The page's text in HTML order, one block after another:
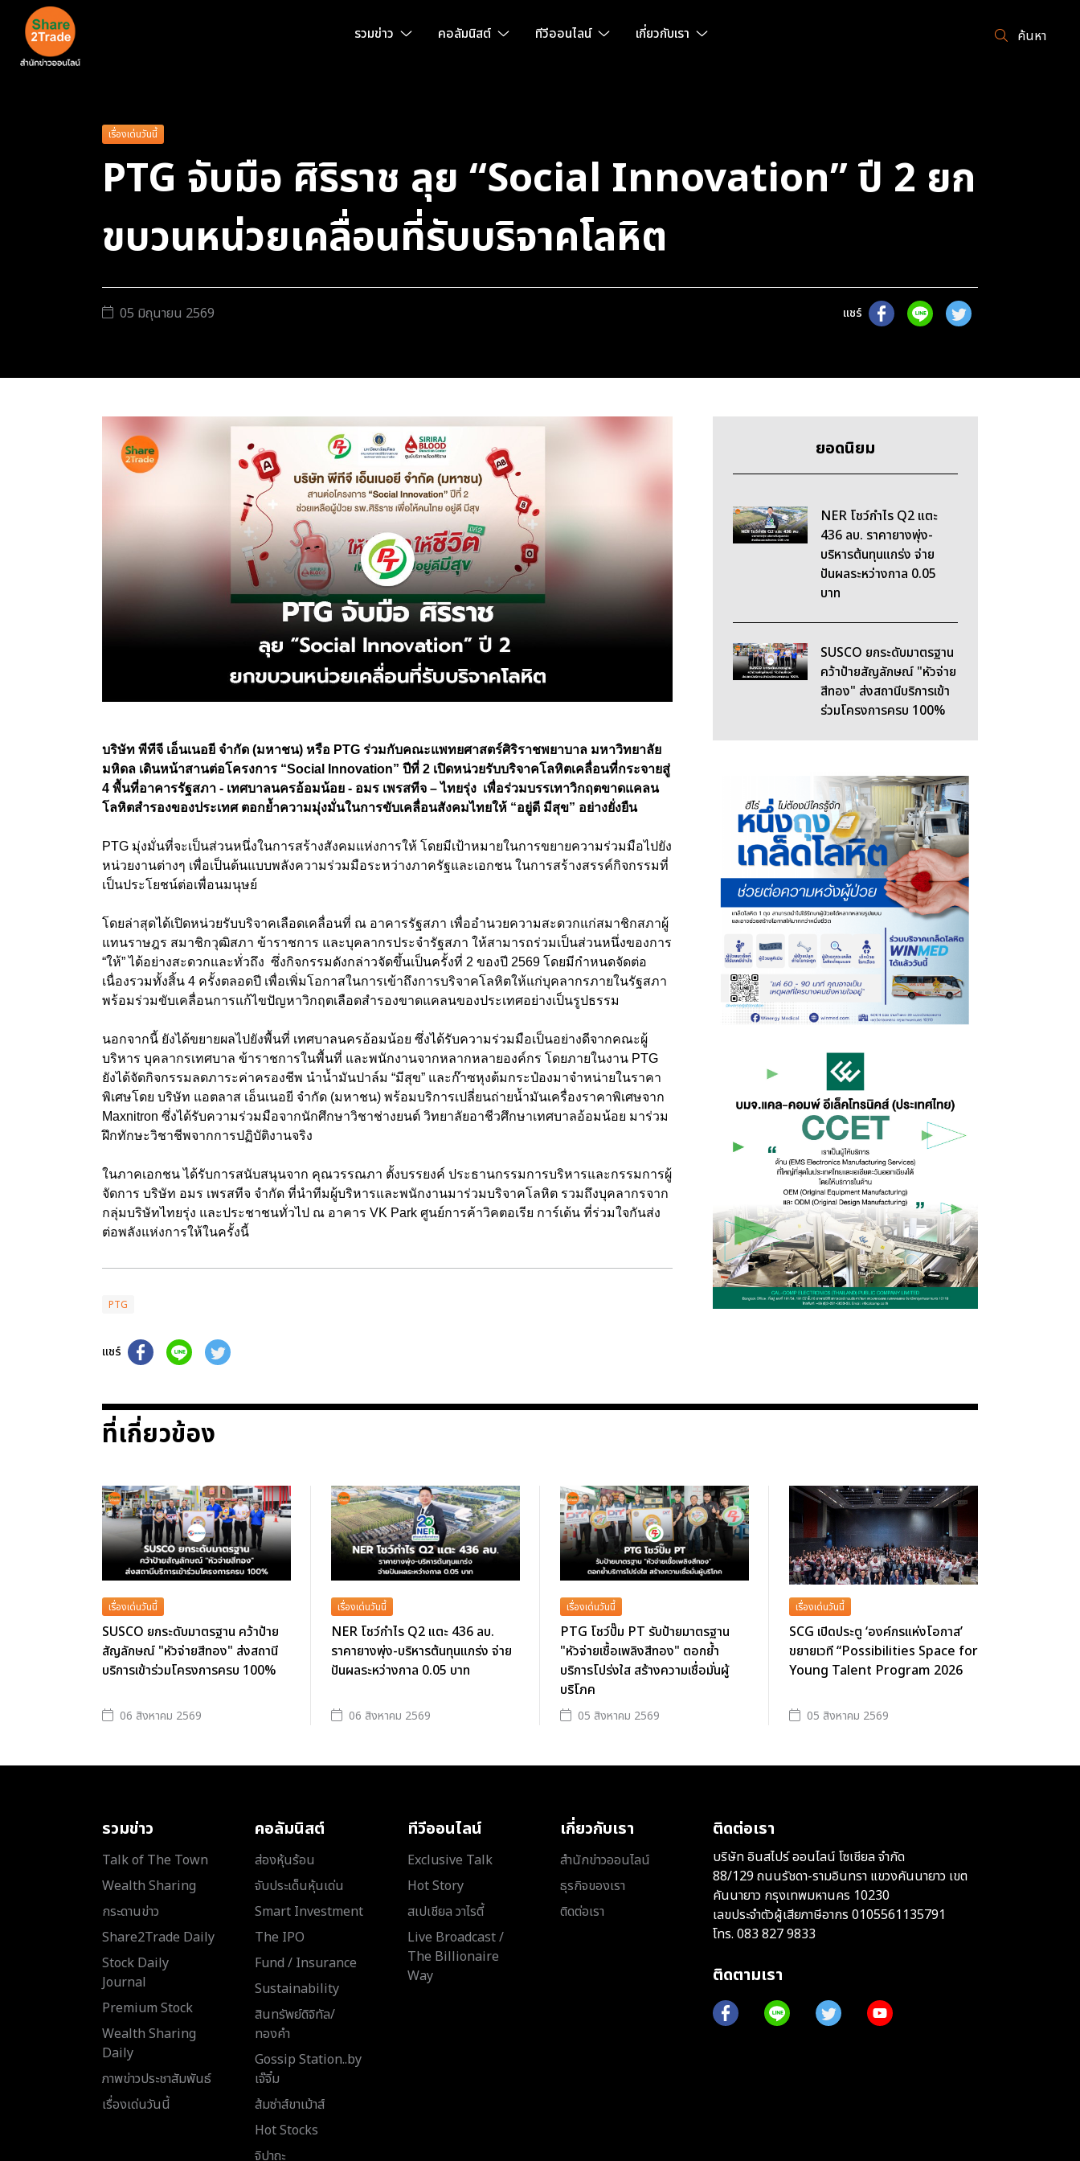
รวมข่าว คอลัมนิสต์ ทีวีออนไลน์ เกี่ยวกับเรา ค้นหา
เรื่องเด่นวันนี้
PTG จับมือ ศิริราช ลุย “Social Innovation” ปี 2 ยก
ขบวนหน่วยเคลื่อนที่รับบริจาคโลหิต
05 มิถุนายน 2569 แชร์
บริษัท พีทีจี เอ็นเนอยี จำกัด (มหาชน) หรือ PTG ร่วมกับคณะแพทยศาสตร์ศิริราชพยาบาล มหาวิทยาลัย
มหิดล เดินหน้าสานต่อโครงการ “Social Innovation” ปีที่ 2 เปิดหน่วยรับบริจาคโลหิตเคลื่อนที่กระจายสู่
4 พื้นที่อาคารรัฐสภา - เทศบาลนครอ้อมน้อย - อมร เพรสทีจ – ไทยรุ่ง เพื่อร่วมบรรเทาวิกฤตขาดแคลน
โลหิตสำรองของประเทศ ตอกย้ำความมุ่งมั่นในการขับเคลื่อนสังคมไทยให้ “อยู่ดี มีสุข” อย่างยั่งยืน
PTG มุ่งมั่นที่จะเป็นส่วนหนึ่งในการสร้างสังคมแห่งการให้ โดยมีเป้าหมายในการขยายความร่วมมือไปยัง
หน่วยงานต่างๆ เพื่อเป็นต้นแบบพลังความร่วมมือระหว่างภาครัฐและเอกชน ในการสร้างสรรค์กิจกรรมที่
เป็นประโยชน์ต่อเพื่อนมนุษย์
โดยล่าสุดได้เปิดหน่วยรับบริจาคเลือดเคลื่อนที่ ณ อาคารรัฐสภา เพื่ออำนวยความสะดวกแก่สมาชิกสภาผู้
แทนราษฎร สมาชิกวุฒิสภา ข้าราชการ และบุคลากรประจำรัฐสภา ให้สามารถร่วมเป็นส่วนหนึ่งของการ
“ให้” ได้อย่างสะดวกและทั่วถึง ซึ่งกิจกรรมดังกล่าวจัดขึ้นเป็นครั้งที่ 2 ของปี 2569 โดยมีกำหนดจัดต่อ
เนื่องรวมทั้งสิ้น 4 ครั้งตลอดปี เพื่อเพิ่มโอกาสในการเข้าถึงการบริจาคโลหิตให้แก่บุคลากรภายในรัฐสภา
พร้อมร่วมขับเคลื่อนการแก้ไขปัญหาวิกฤตเลือดสำรองขาดแคลนของประเทศอย่างเป็นรูปธรรม
นอกจากนี้ ยังได้ขยายผลไปยังพื้นที่ เทศบาลนครอ้อมน้อย ซึ่งได้รับความร่วมมือเป็นอย่างดีจากคณะผู้
บริหาร บุคลากรเทศบาล ข้าราชการในพื้นที่ และพนักงานจากหลากหลายองค์กร โดยภายในงาน PTG
ยังได้จัดกิจกรรมลดภาระค่าครองชีพ นำน้ำมันปาล์ม “มีสุข” และก๊าซหุงต้มกระป๋องมาจำหน่ายในราคา
พิเศษโดย บริษัท แอตลาส เอ็นเนอยี จำกัด (มหาชน) พร้อมบริการเปลี่ยนถ่ายน้ำมันเครื่องราคาพิเศษจาก
Maxnitron ซึ่งได้รับความร่วมมือจากนักศึกษาวิชาช่างยนต์ วิทยาลัยอาชีวศึกษาเทศบาลอ้อมน้อย มาร่วม
ฝึกทักษะวิชาชีพจากการปฏิบัติงานจริง
ในภาคเอกชน ได้รับการสนับสนุนจาก คุณวรรณภา ตั้งบรรยงค์ ประธานกรรมการบริหารและกรรมการผู้
จัดการ บริษัท อมร เพรสทีจ จำกัด ที่นำทีมผู้บริหารและพนักงานมาร่วมบริจาคโลหิต รวมถึงบุคลากรจาก
กลุ่มบริษัทไทยรุ่ง และประชาชนทั่วไป ณ อาคาร VK Park ศูนย์การค้าวิคตอเรีย การ์เด้น ที่ร่วมใจกันส่ง
ต่อพลังแห่งการให้ในครั้งนี้
PTG
แชร์
ยอดนิยม
NER โชว์กำไร Q2 แตะ
436 ลบ. ราคายางพุ่ง-
บริหารต้นทุนแกร่ง จ่าย
ปันผลระหว่างกาล 0.05
บาท
SUSCO ยกระดับมาตรฐาน
คว้าป้ายสัญลักษณ์ "หัวจ่าย
สีทอง" ส่งสถานีบริการเข้า
ร่วมโครงการครบ 100%
ที่เกี่ยวข้อง
เรื่องเด่นวันนี้
SUSCO ยกระดับมาตรฐาน คว้าป้าย
สัญลักษณ์ "หัวจ่ายสีทอง" ส่งสถานี
บริการเข้าร่วมโครงการครบ 100%
06 สิงหาคม 2569
เรื่องเด่นวันนี้
NER โชว์กำไร Q2 แตะ 436 ลบ.
ราคายางพุ่ง-บริหารต้นทุนแกร่ง จ่าย
ปันผลระหว่างกาล 0.05 บาท
06 สิงหาคม 2569
เรื่องเด่นวันนี้
PTG โชว์ปั๊ม PT รับป้ายมาตรฐาน
"หัวจ่ายเชื้อเพลิงสีทอง" ตอกย้ำ
บริการโปร่งใส สร้างความเชื่อมั่นผู้
บริโภค
05 สิงหาคม 2569
เรื่องเด่นวันนี้
SCG เปิดประตู ‘องค์กรแห่งโอกาส’
ขยายเวที “Possibilities Space for
Young Talent Program 2026
05 สิงหาคม 2569
รวมข่าว
Talk of The Town
Wealth Sharing
กระดานข่าว
Share2Trade Daily
Stock Daily
Journal
Premium Stock
Wealth Sharing
Daily
ภาพข่าวประชาสัมพันธ์
เรื่องเด่นวันนี้
คอลัมนิสต์
ส่องหุ้นร้อน
จับประเด็นหุ้นเด่น
Smart Investment
The IPO
Fund / Insurance
Sustainability
สินทรัพย์ดิจิทัล/
ทองคำ
Gossip Station..by
เจ๊จิ๋ม
ส้มซ่าส์ขาเม้าส์
Hot Stocks
จิปาถะ
ทีวีออนไลน์
Exclusive Talk
Hot Story
สเปเชียล วาไรตี้
Live Broadcast /
The Billionaire
Way
เกี่ยวกับเรา
สำนักข่าวออนไลน์
ธุรกิจของเรา
ติดต่อเรา
ติดต่อเรา
บริษัท อินสไปร์ ออนไลน์ โซเชียล จำกัด
88/129 ถนนรัชดา-รามอินทรา แขวงคันนายาว เขต
คันนายาว กรุงเทพมหานคร 10230
เลขประจำตัวผู้เสียภาษีอากร 0105561135791
โทร. 083 827 9833
ติดตามเรา